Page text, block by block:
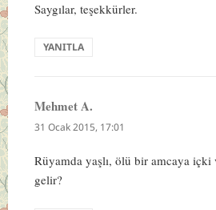
Saygılar, teşekkürler.
YANITLA
Mehmet A.
ki:
31 Ocak 2015, 17:01
Rüyamda yaşlı, ölü bir amcaya içki
gelir?